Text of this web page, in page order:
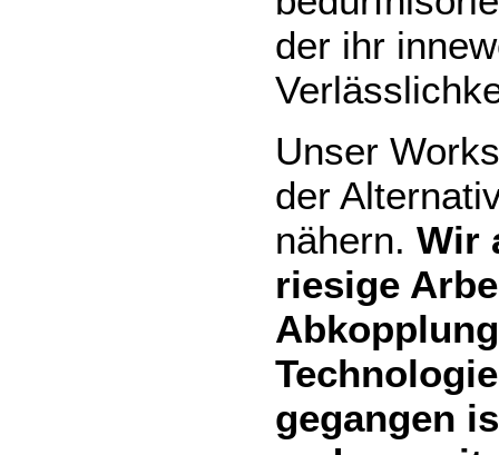
der ihr
Unser
der
nähern. Wir
riesige
gegangen